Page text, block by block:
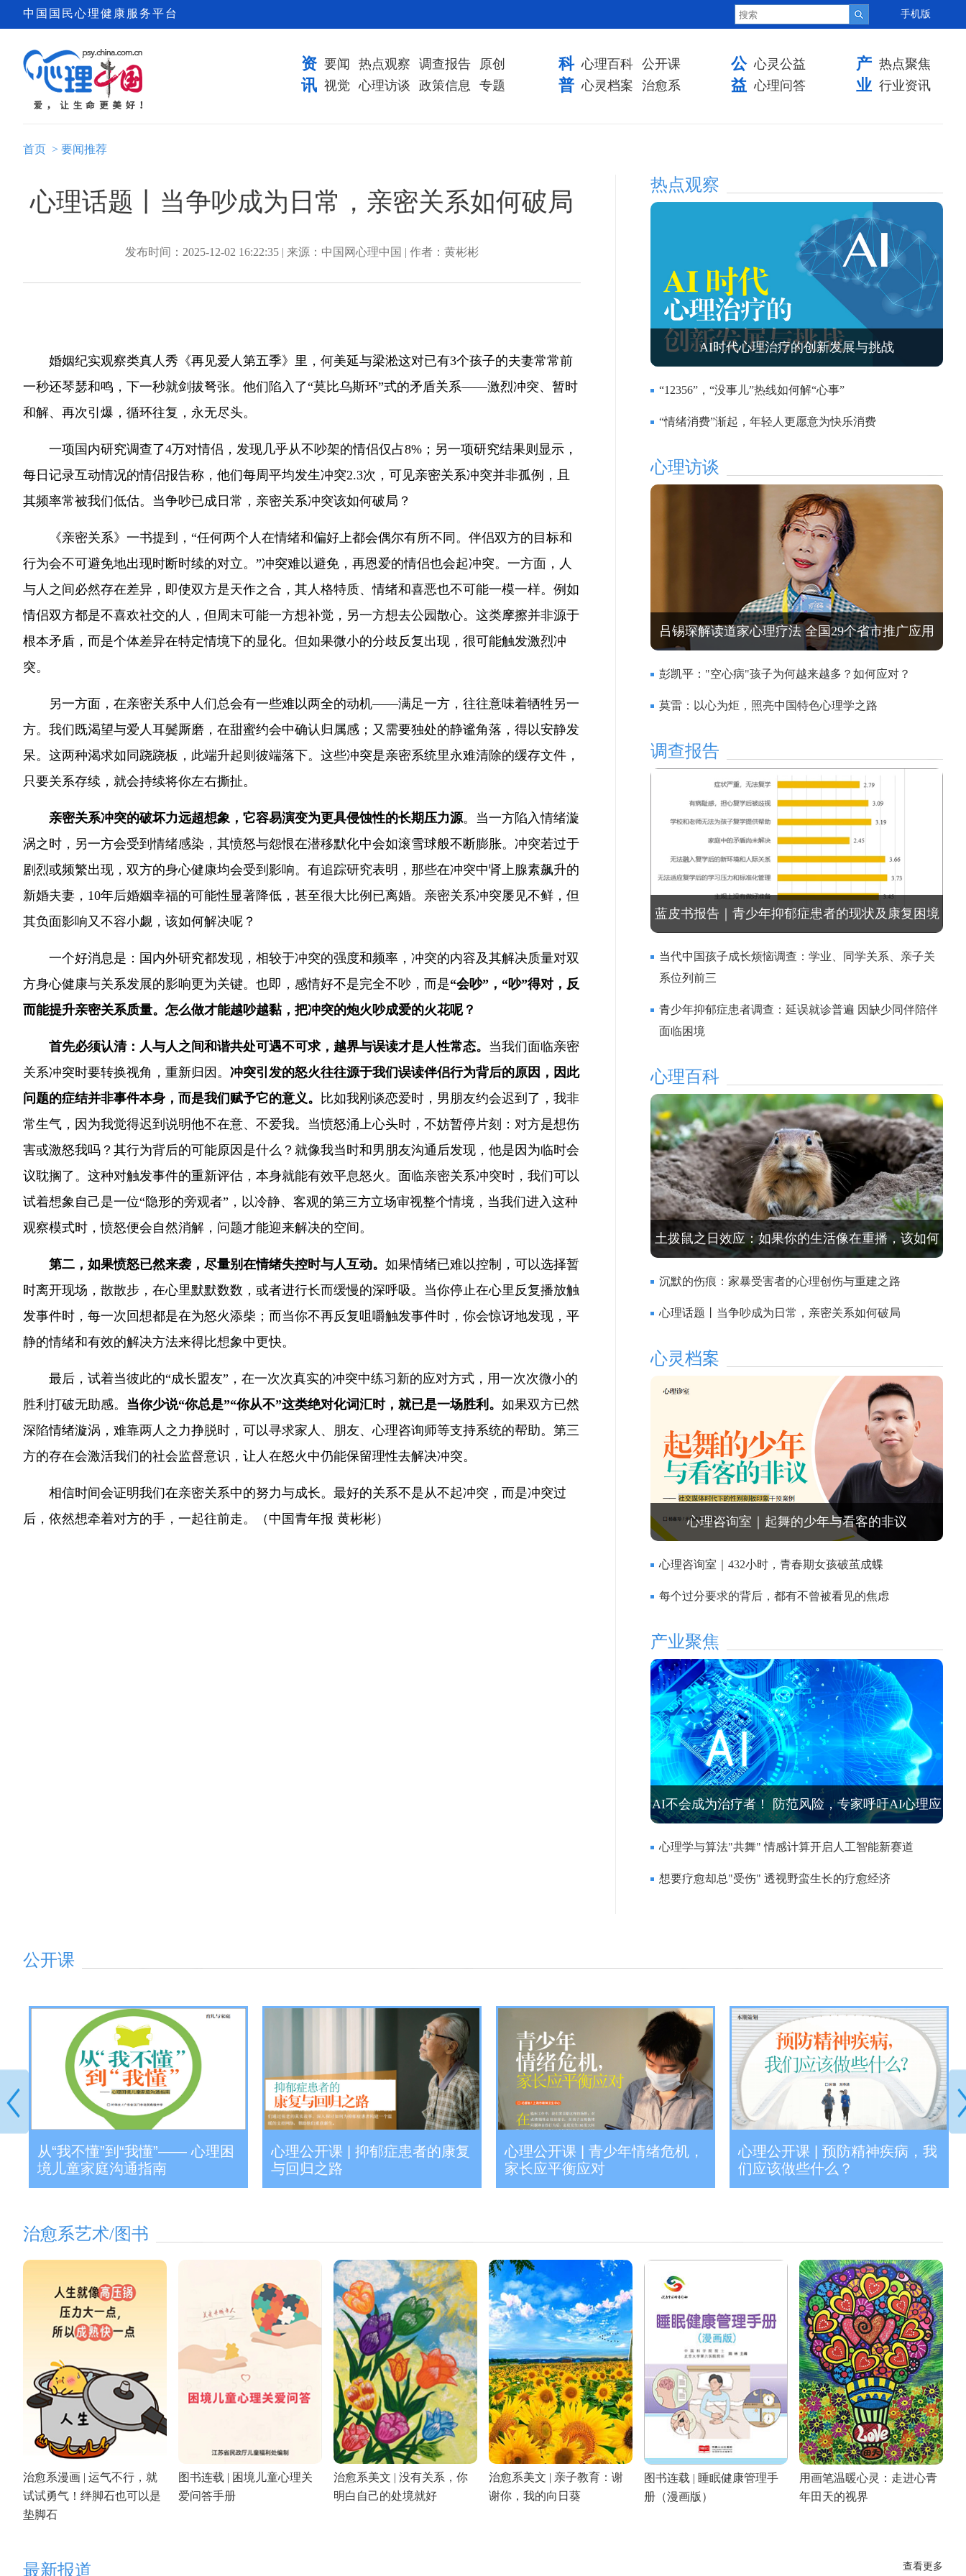
中国国民心理健康服务平台 手机版
资
讯
要闻 热点观察 调查报告
原创
视觉 心理访谈 政策信息 专题
科
普
心理百科 公开课
心灵档案
治愈系
公
益
心灵公益
心理问答
产
业
热点聚焦
行业资讯
首页 > 要闻推荐
心理话题丨当争吵成为日常，亲密关系如何破局
发布时间：2025-12-02 16:22:35 | 来源：中国网心理中国 | 作者：黄彬彬
婚姻纪实观察类真人秀《再见爱人第五季》里，何美延与梁淞这对已有3个孩子的夫妻常常前
一秒还琴瑟和鸣，下一秒就剑拔弩张。他们陷入了“莫比乌斯环”式的矛盾关系——激烈冲突、暂时
和解、再次引爆，循环往复，永无尽头。
一项国内研究调查了4万对情侣，发现几乎从不吵架的情侣仅占8%；另一项研究结果则显示，
每日记录互动情况的情侣报告称，他们每周平均发生冲突2.3次，可见亲密关系冲突并非孤例，且
其频率常被我们低估。当争吵已成日常，亲密关系冲突该如何破局？
《亲密关系》一书提到，“任何两个人在情绪和偏好上都会偶尔有所不同。伴侣双方的目标和
行为会不可避免地出现时断时续的对立。”冲突难以避免，再恩爱的情侣也会起冲突。一方面，人
与人之间必然存在差异，即使双方是天作之合，其人格特质、情绪和喜恶也不可能一模一样。例如
情侣双方都是不喜欢社交的人，但周末可能一方想补觉，另一方想去公园散心。这类摩擦并非源于
根本矛盾，而是个体差异在特定情境下的显化。但如果微小的分歧反复出现，很可能触发激烈冲
突。
另一方面，在亲密关系中人们总会有一些难以两全的动机——满足一方，往往意味着牺牲另一
方。我们既渴望与爱人耳鬓厮磨，在甜蜜约会中确认归属感；又需要独处的静谧角落，得以安静发
呆。这两种渴求如同跷跷板，此端升起则彼端落下。这些冲突是亲密系统里永难清除的缓存文件，
只要关系存续，就会持续将你左右撕扯。
亲密关系冲突的破坏力远超想象，它容易演变为更具侵蚀性的长期压力源。当一方陷入情绪漩
涡之时，另一方会受到情绪感染，其愤怒与怨恨在潜移默化中会如滚雪球般不断膨胀。冲突若过于
剧烈或频繁出现，双方的身心健康均会受到影响。有追踪研究表明，那些在冲突中肾上腺素飙升的
新婚夫妻，10年后婚姻幸福的可能性显著降低，甚至很大比例已离婚。亲密关系冲突屡见不鲜，但
其负面影响又不容小觑，该如何解决呢？
一个好消息是：国内外研究都发现，相较于冲突的强度和频率，冲突的内容及其解决质量对双
方身心健康与关系发展的影响更为关键。也即，感情好不是完全不吵，而是“会吵”，“吵”得对，反
而能提升亲密关系质量。怎么做才能越吵越黏，把冲突的炮火吵成爱的火花呢？
首先必须认清：人与人之间和谐共处可遇不可求，越界与误读才是人性常态。 当我们面临亲密
关系冲突时要转换视角，重新归因。 冲突引发的怒火往往源于我们误读伴侣行为背后的原因，因此
问题的症结并非事件本身，而是我们赋予它的意义。
比如我刚谈恋爱时，男朋友约会迟到了，我非
常生气，因为我觉得迟到说明他不在意、不爱我。当愤怒涌上心头时，不妨暂停片刻：对方是想伤
害或激怒我吗？其行为背后的可能原因是什么？就像我当时和男朋友沟通后发现，他是因为临时会
议耽搁了。这种对触发事件的重新评估，本身就能有效平息怒火。面临亲密关系冲突时，我们可以
试着想象自己是一位“隐形的旁观者”，以冷静、客观的第三方立场审视整个情境，当我们进入这种
观察模式时，愤怒便会自然消解，问题才能迎来解决的空间。
第二，如果愤怒已然来袭，尽量别在情绪失控时与人互动。 如果情绪已难以控制，可以选择暂
时离开现场，散散步，在心里默默数数，或者进行长而缓慢的深呼吸。当你停止在心里反复播放触
发事件时，每一次回想都是在为怒火添柴；而当你不再反复咀嚼触发事件时，你会惊讶地发现，平
静的情绪和有效的解决方法来得比想象中更快。
最后，试着当彼此的“成长盟友”，在一次次真实的冲突中练习新的应对方式，用一次次微小的
胜利打破无助感。 当你少说“你总是”“你从不”这类绝对化词汇时，就已是一场胜利。 如果双方已然
深陷情绪漩涡，难靠两人之力挣脱时，可以寻求家人、朋友、心理咨询师等支持系统的帮助。第三
方的存在会激活我们的社会监督意识，让人在怒火中仍能保留理性去解决冲突。
相信时间会证明我们在亲密关系中的努力与成长。最好的关系不是从不起冲突，而是冲突过
后，依然想牵着对方的手，一起往前走。（中国青年报 黄彬彬）
热点观察
AI时代心理治疗的创新发展与挑战
“12356”，“没事儿”热线如何解“心事”
“情绪消费”渐起，年轻人更愿意为快乐消费
心理访谈
吕锡琛解读道家心理疗法 全国29个省市推广应用
彭凯平："空心病"孩子为何越来越多？如何应对？
莫雷：以心为炬，照亮中国特色心理学之路
调查报告
蓝皮书报告｜青少年抑郁症患者的现状及康复困境
研究
当代中国孩子成长烦恼调查：学业、同学关系、亲子关
系位列前三
青少年抑郁症患者调查：延误就诊普遍 因缺少同伴陪伴
面临困境
心理百科
土拨鼠之日效应：如果你的生活像在重播，该如何
打破剧本循环？
沉默的伤痕：家暴受害者的心理创伤与重建之路
心理话题丨当争吵成为日常，亲密关系如何破局
心灵档案
心理咨询室｜起舞的少年与看客的非议
心理咨询室｜432小时，青春期女孩破茧成蝶
每个过分要求的背后，都有不曾被看见的焦虑
产业聚焦
AI不会成为治疗者！ 防范风险，专家呼吁AI心理应
用走向专用
心理学与算法"共舞" 情感计算开启人工智能新赛道
想要疗愈却总"受伤" 透视野蛮生长的疗愈经济
公开课
从“我不懂”到“我懂”—— 心理困
境儿童家庭沟通指南
心理公开课 | 抑郁症患者的康复
与回归之路
心理公开课 | 青少年情绪危机，
家长应平衡应对
心理公开课 | 预防精神疾病，我
们应该做些什么？
治愈系艺术/图书
治愈系漫画 | 运气不行，就
试试勇气！绊脚石也可以是
垫脚石
图书连载 | 困境儿童心理关
爱问答手册
治愈系美文 | 没有关系，你
明白自己的处境就好
治愈系美文 | 亲子教育：谢
谢你，我的向日葵
图书连载 | 睡眠健康管理手
册（漫画版）
用画笔温暖心灵：走进心青
年田天的视界
最新报道 查看更多